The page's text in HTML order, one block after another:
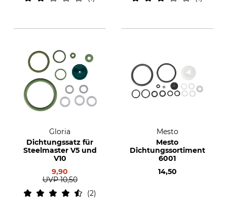
Gloria
Dichtungssatz für
Steelmaster V5 und
V10
9,90
UVP 10,50
2
Mesto
Mesto
Dichtungssortiment
6001
14,50